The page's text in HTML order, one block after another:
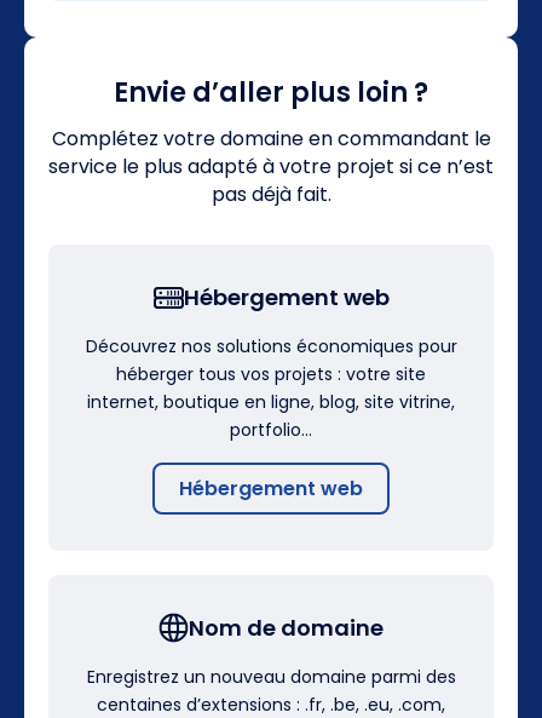
Envie d’aller plus loin ?
Complétez votre domaine en commandant le
service le plus adapté à votre projet si ce n’est
pas déjà fait.
Hébergement web
Découvrez nos solutions économiques pour
héberger tous vos projets : votre site
internet, boutique en ligne, blog, site vitrine,
portfolio…
Hébergement web
Nom de domaine
Enregistrez un nouveau domaine parmi des
centaines d’extensions : .fr, .be, .eu, .com,